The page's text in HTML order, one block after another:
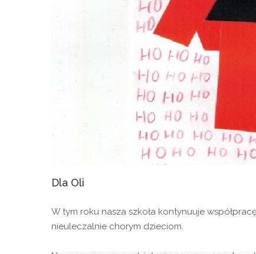
Dla Oli
W tym roku nasza szkoła kontynuuje
nieuleczalnie chorym dzieciom.